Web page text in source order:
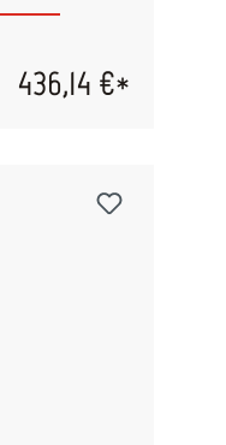
und zu steuern.
auf höchstem
über 0,2 bar
Temperatur:
°C/°F Das
X pro können
Über einen
angezeigt wird,
persönliches
übertragen.
erleichtert die
436,14 €*